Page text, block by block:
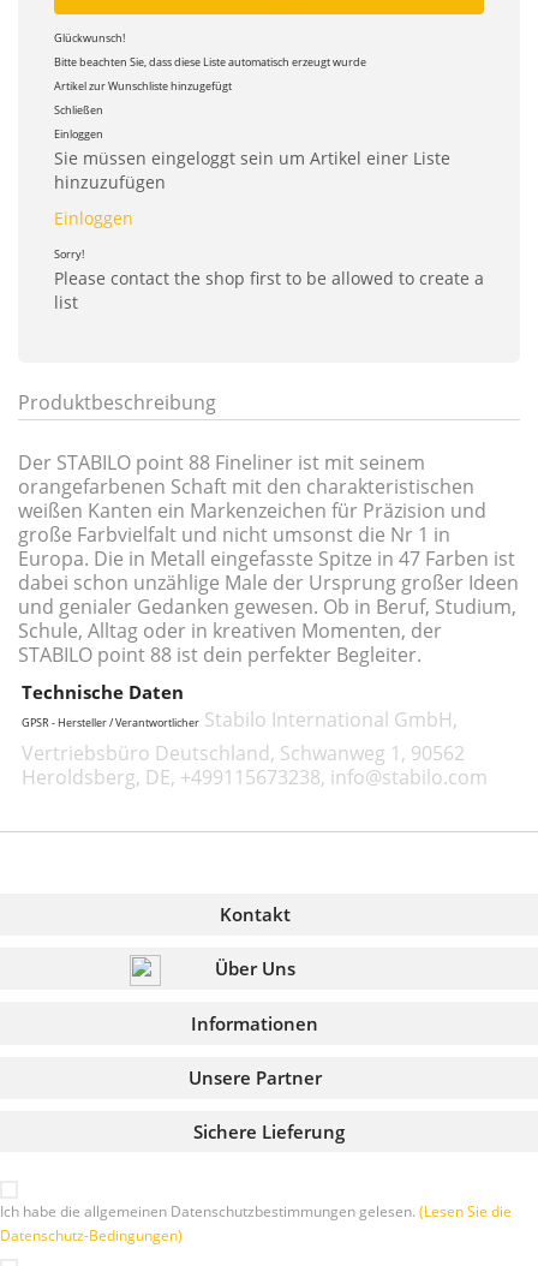
Glückwunsch!
Bitte beachten Sie, dass diese Liste automatisch erzeugt wurde
Artikel zur Wunschliste hinzugefügt
Schließen
Einloggen
Sie müssen eingeloggt sein um Artikel einer Liste
hinzuzufügen
Einloggen
Sorry!
Please contact the shop first to be allowed to create a
list
Produktbeschreibung
Der STABILO point 88 Fineliner ist mit seinem
orangefarbenen Schaft mit den charakteristischen
weißen Kanten ein Markenzeichen für Präzision und
große Farbvielfalt und nicht umsonst die Nr 1 in
Europa. Die in Metall eingefasste Spitze in 47 Farben ist
dabei schon unzählige Male der Ursprung großer Ideen
und genialer Gedanken gewesen. Ob in Beruf, Studium,
Schule, Alltag oder in kreativen Momenten, der
STABILO point 88 ist dein perfekter Begleiter.
Technische Daten
GPSR - Hersteller / Verantwortlicher Stabilo International GmbH,
Vertriebsbüro Deutschland, Schwanweg 1, 90562
Heroldsberg, DE, +499115673238, info@stabilo.com
Kontakt
Über Uns
Informationen
Sichere Lieferung
Unsere Partner
Ich habe die allgemeinen Datenschutzbestimmungen gelesen. (Lesen Sie die
Datenschutz-Bedingungen)